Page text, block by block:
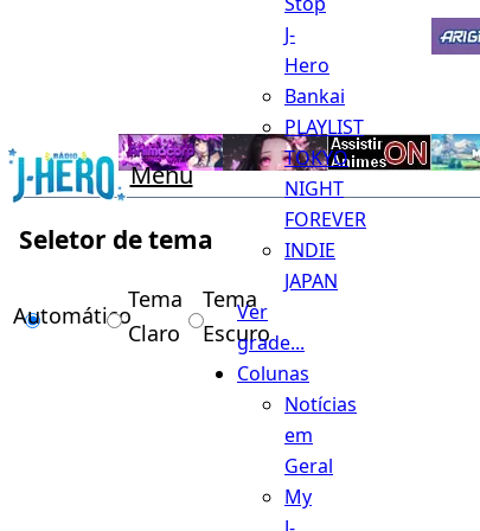
Menu
J-
Hero
Bankai
PLAYLIST
TOKYO
NIGHT
FOREVER
INDIE
JAPAN
Ver
grade...
Colunas
Notícias
em
Geral
My
Seletor de tema
Automático
Tema
Claro
Tema
Escuro